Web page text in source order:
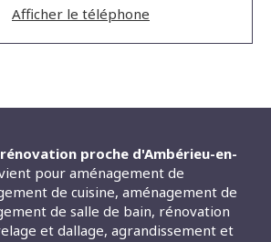
Afficher le téléphone
rénovation proche d'Ambérieu-en-
pour aménagement de
de cuisine, aménagement de
de salle de bain, rénovation
et dallage, agrandissement et